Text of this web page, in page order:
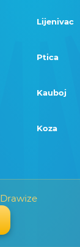
Lijenivac
Ptica
Kauboj
Koza
Drawize